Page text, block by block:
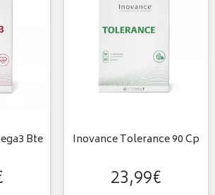
Bte
Inovance Tolerance 90 Cp
23,99€